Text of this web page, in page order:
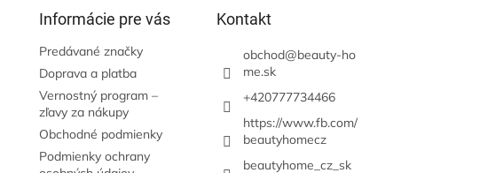
Informácie pre vás
Predávané značky
Doprava a platba
Vernostný program –
zľavy za nákupy
Obchodné podmienky
Podmienky ochrany
Kontakt
obchod@beauty-ho
me.sk
+420777734466
https://www.fb.com/
beautyhomecz
beautyhome_cz_sk